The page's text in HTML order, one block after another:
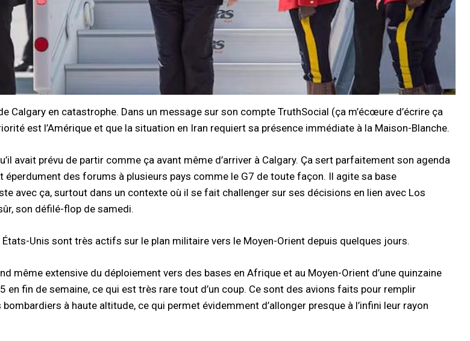
Calgary en catastrophe. Dans un message sur son compte TruthSocial (ça m’écœure d’écrire ça
est l’Amérique et que la situation en Iran requiert sa présence immédiate à la Maison-Blanche.
avait prévu de partir comme ça avant même d’arriver à Calgary. Ça sert parfaitement son agenda
éperdument des forums à plusieurs pays comme le G7 de toute façon. Il agite sa base
avec ça, surtout dans un contexte où il se fait challenger sur ses décisions en lien avec Los
son défilé-flop de samedi.
États-Unis sont très actifs sur le plan militaire vers le Moyen-Orient depuis quelques jours.
même extensive du déploiement vers des bases en Afrique et au Moyen-Orient d’une quinzaine
en fin de semaine, ce qui est très rare tout d’un coup. Ce sont des avions faits pour remplir
à haute altitude, ce qui permet évidemment d’allonger presque à l’infini leur rayon